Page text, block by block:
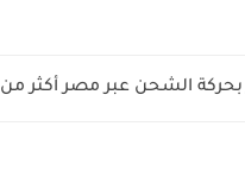
الشحن عبر مصر أكثر من 14%...